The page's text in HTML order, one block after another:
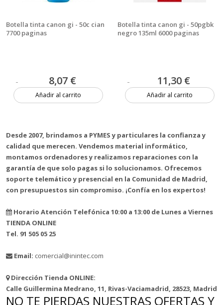
Botella tinta canon gi - 50c cian
7700 paginas
8,07 €
Añadir al carrito
Botella tinta canon gi - 50pgbk
negro 135ml 6000 paginas
11,30 €
Añadir al carrito
Desde 2007, brindamos a PYMES y particulares la confianza y
calidad que merecen. Vendemos material informático,
montamos ordenadores y realizamos reparaciones con la
garantía de que solo pagas si lo solucionamos. Ofrecemos
soporte telemático y presencial en la Comunidad de Madrid,
con presupuestos sin compromiso. ¡Confía en los expertos!
Horario Atención Telefónica 10:00 a 13:00 de Lunes a Viernes
TIENDA ONLINE
Tel. 91 505 05 25
Email: comercial@inintec.com
Dirección Tienda ONLINE:
Calle Guillermina Medrano, 11, Rivas-Vaciamadrid, 28523, Madrid
NO TE PIERDAS NUESTRAS OFERTAS Y